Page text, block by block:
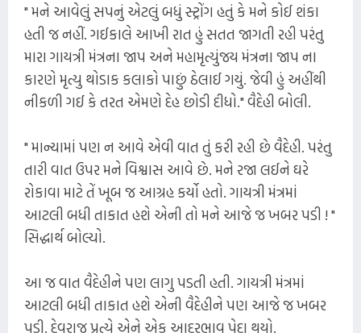
" મને આવેલું સપનું એટલું બધું સ્ટ્રોંગ હતું કે મને કોઈ શંકા
હતી જ નહીં. ગઈકાલે આખી રાત હું સતત જાગતી રહી પરંતુ
મારા ગાયત્રી મંત્રના જાપ અને મહામૃત્યુંજય મંત્રના જાપ ના
કારણે મૃત્યુ થોડાક કલાકો પાછું ઠેલાઈ ગયું. જેવી હું અહીંથી
નીકળી ગઈ કે તરત એમણે દેહ છોડી દીધો." વૈદેહી બોલી.
" માન્યામાં પણ ન આવે એવી વાત તું કરી રહી છે વૈદેહી. પરંતુ
તારી વાત ઉપર મને વિશ્વાસ આવે છે. મને રજા લઈને ઘરે
રોકાવા માટે તેં ખૂબ જ આગ્રહ કર્યો હતો. ગાયત્રી મંત્રમાં
આટલી બધી તાકાત હશે એની તો મને આજે જ ખબર પડી ! "
સિદ્ધાર્થ બોલ્યો.
આ જ વાત વૈદેહીને પણ લાગુ પડતી હતી. ગાયત્રી મંત્રમાં
આટલી બધી તાકાત હશે એની વૈદેહીને પણ આજે જ ખબર
પડી. દેવરાજ પ્રત્યે એને એક આદરભાવ પેદા થયો.